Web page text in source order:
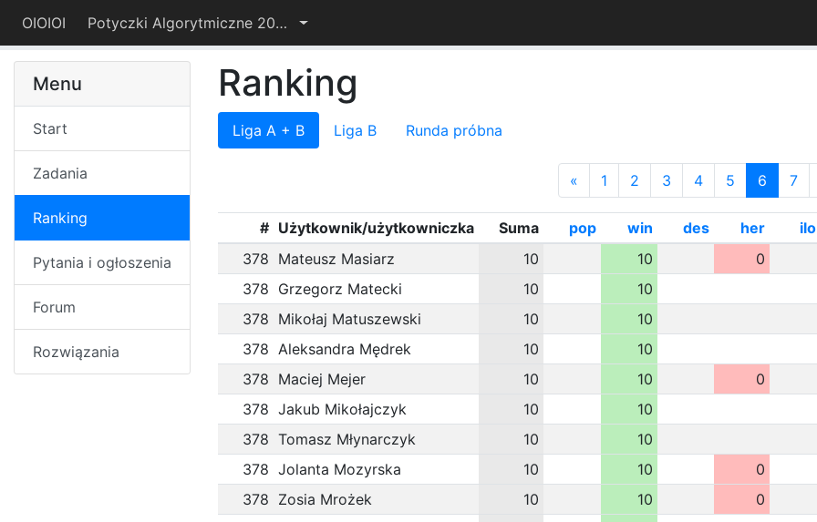
OIOIOI Potyczki Algorytmiczne 2019
Menu
Start
Zadania
Ranking
Pytania i ogłoszenia
Forum
Rozwiązania
Ranking
Liga A + B Liga B Runda próbna
« 1 2 3 4 5 6 7
# Użytkownik/użytkowniczka Suma pop win des her
ilo
378 Mateusz Masiarz 10 10
0
378 Grzegorz Matecki 10
10
378 Mikołaj Matuszewski 10
10
378 Aleksandra Mędrek 10
10
378 Maciej Mejer 10 10
0
378 Jakub Mikołajczyk 10
10
378 Tomasz Młynarczyk 10
10
378 Jolanta Mozyrska 10 10
0
378 Zosia Mrożek 10 10
0